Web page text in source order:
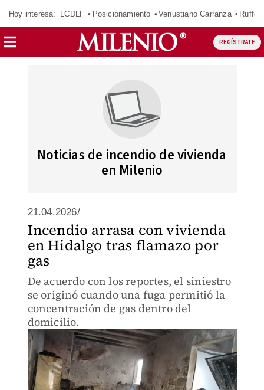
Hoy interesa: LCDLF Posicionamiento Venustiano Carranza Ruffo
REGÍSTRATE
Noticias de incendio de vivienda
en Milenio
21.04.2026/
Incendio arrasa con vivienda
en Hidalgo tras flamazo por
gas
De acuerdo con los reportes, el siniestro
se originó cuando una fuga permitió la
concentración de gas dentro del
domicilio.